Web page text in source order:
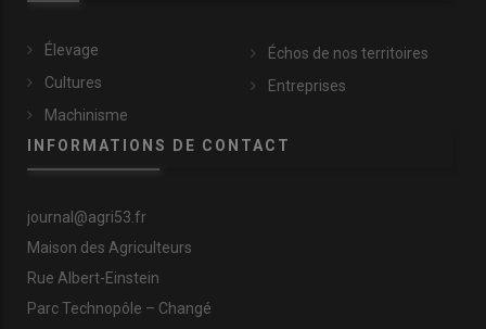
Élevage
Cultures
Machinisme
Échos de nos territoires
Entreprises
INFORMATIONS DE CONTACT
journal@agri53.fr
Maison des Agriculteurs
Rue Albert-Einstein
Parc Technopôle – Changé